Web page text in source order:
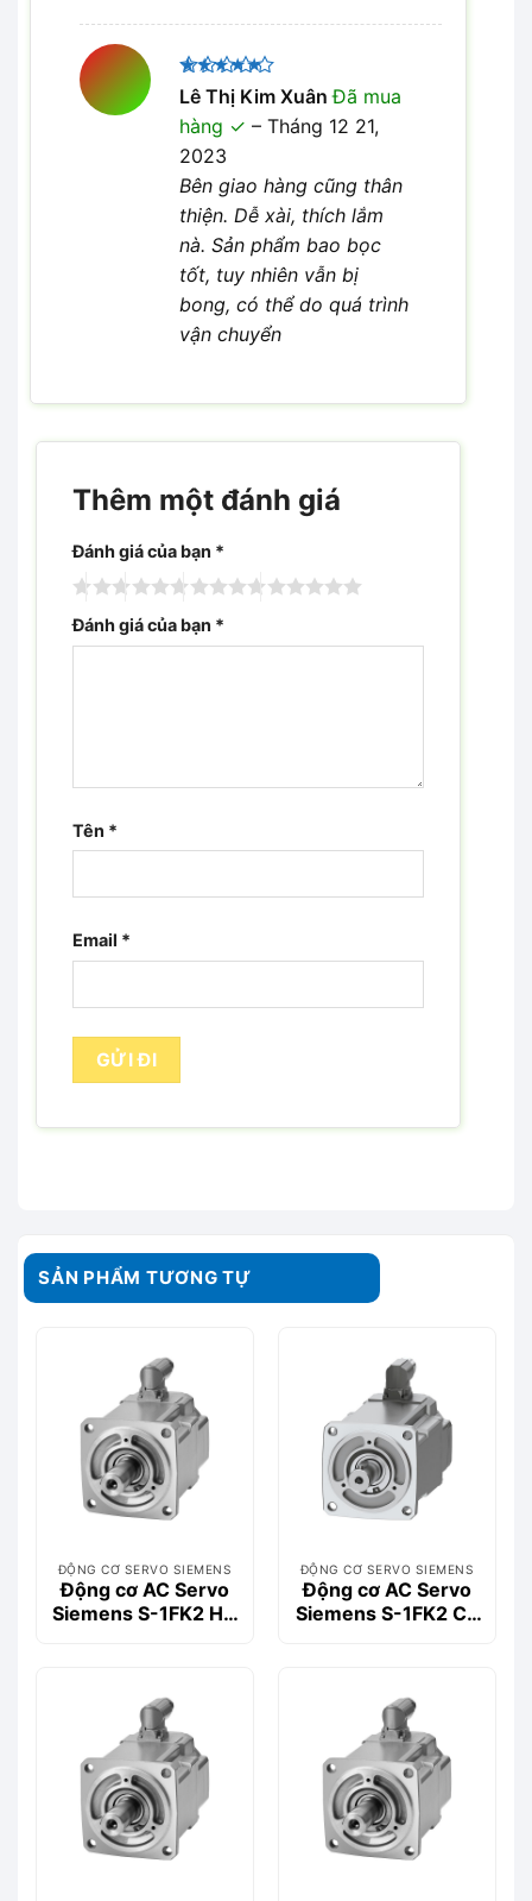
Được xếp
hạng 5
sao
Lê Thị Kim XuânĐã mua
hàng
– Tháng 12 21,
2023
Bên giao hàng cũng thân
thiện. Dễ xài, thích lắm
nà. Sản phẩm bao bọc
tốt, tuy nhiên vẫn bị
bong, có thể do quá trình
vận chuyển
Thêm một đánh giá
Đánh giá của bạn *
Đánh giá của bạn *
Tên *
Email *
SẢN PHẨM TƯƠNG TỰ
ĐỘNG CƠ SERVO SIEMENS
Động cơ AC Servo
Siemens S-1FK2 HD
ĐỘNG CƠ SERVO SIEMENS
Động cơ AC Servo
Siemens S-1FK2 CT